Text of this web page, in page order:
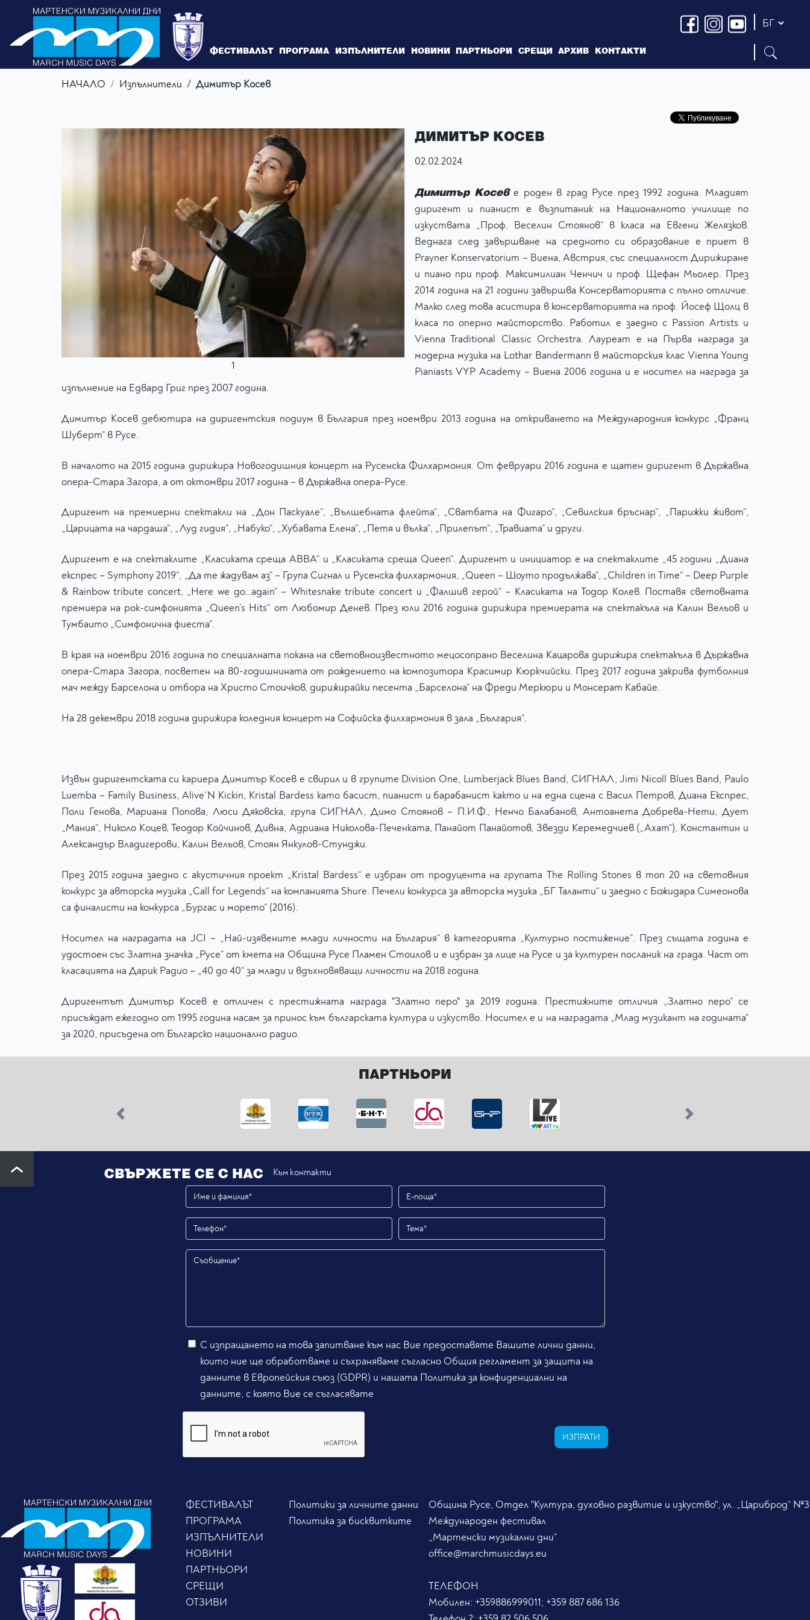
ФЕСТИВАЛЪТ ПРОГРАМА ИЗПЪЛНИТЕЛИ НОВИНИ ПАРТНЬОРИ СРЕЩИ АРХИВ КОНТАКТИ
НАЧАЛО Изпълнители Димитър Косев
1
ДИМИТЪР КОСЕВ
02.02.2024
Димитър Косеве роден в град Русе през 1992 година. Младият
диригент и пианист е възпитаник на Националното училище по
изкуствата „Проф. Веселин Стоянов“ в класа на Евгени Желязков.
Веднага след завършване на средното си образование е приет в
Prayner Konservatorium – Виена, Австрия, със специалност Дирижиране
и пиано при проф. Максимилиан Ченчич и проф. Щефан Мьолер. През
2014 година на 21 години завършва Консерваторията с пълно отличие.
Малко след това асистира в консерваторията на проф. Йосеф Щолц в
класа по оперно майсторство. Работил е заедно с Passion Artists и
Vienna Traditional Classic Orchestra. Лауреат е на Първа награда за
модерна музика на Lothar Bandermann в майсторския клас Vienna Young
Pianiasts VYP Academy – Виена 2006 година и е носител на награда за
изпълнение на Едвард Григ през 2007 година.
Димитър Косев дебютира на диригентския подиум в България през ноември 2013 година на откриването на Международния конкурс „Франц
Шуберт“ в Русе.
В началото на 2015 година дирижира Новогодишния концерт на Русенска Филхармония. От февруари 2016 година е щатен диригент в Държавна
опера-Стара Загора, а от октомври 2017 година – в Държавна опера-Русе.
Диригент на премиерни спектакли на „Дон Паскуале“, „Вълшебната флейта“, „Сватбата на Фигаро“, „Севилския бръснар“, „Парижки живот“,
„Царицата на чардаша“, „Луд гидия“, „Набуко“, „Хубавата Елена“, „Петя и вълка“, „Прилепът“, „Травиата“ и други.
Диригент е на спектаклите „Класиката среща ABBA“ и „Класиката среща Queen“. Диригент и инициатор е на спектаклите „45 години „Диана
експрес – Symphony 2019“, „Да те жадувам аз“ – Група Сигнал и Русенска филхармония, „Queen – Шоуто продължава“, „Children in Time“ – Deep Purple
& Rainbow tribute concert, „Here we go…again“ – Whitesnake tribute concert и „Фалшив герой“ – Класиката на Тодор Колев. Поставя световната
премиера на рок-симфонията „Queen’s Hits“ от Любомир Денев. През юли 2016 година дирижира премиерата на спектакъла на Калин Вельов и
Тумбаито „Симфонична фиеста“.
В края на ноември 2016 годинa по специалната покана на световноизвестното мецосопрано Веселина Кацарова дирижира спектакъла в Държавна
опера-Стара Загора, посветен на 80-годишнината от рождението на композитора Красимир Кюркчийски. През 2017 година закрива футболния
мач между Барселона и отбора на Христо Стоичков, дирижирайки песента „Барселона“ на Фреди Меркюри и Монсерат Кабайе.
На 28 декември 2018 година дирижира коледния концерт на Софийска филхармония в зала „България“.
Извън диригентската си кариера Димитър Косев е свирил и в групите Division One, Lumberjack Blues Band, СИГНАЛ, Jimi Nicoll Blues Band, Paulo
Luemba – Family Business, Alive´N Kickin, Kristal Bardess като басист, пианист и барабанист както и на една сцена с Васил Петров, Диана Експрес,
Поли Генова, Мариана Попова, Люси Дяковска, група СИГНАЛ, Димо Стоянов – П.И.Ф., Ненчо Балабанов, Антоанета Добрева-Нети, Дует
„Мания“, Николо Коцев, Теодор Койчинов, Дивна, Адриана Николова-Печенката, Панайот Панайотов, Звезди Керемедчиев („Ахат“), Константин и
Александър Владигерови, Калин Вельов, Стоян Янкулов-Стунджи.
През 2015 година заедно с акустичния проект „Kristal Bardess“ е избран от продуцента на групата The Rolling Stones в топ 20 на световния
конкурс за авторска музика „Call for Legends“ на компанията Shure. Печели конкурса за авторска музика „БГ Таланти“ и заедно с Божидара Симеонова
са финалисти на конкурса „Бургас и морето“ (2016).
Носител на наградата на JCI – „Най-изявените млади личности на България“ в категорията „Културно постижение“. През същата година е
удостоен със Златна значка „Русе“ от кмета на Община Русе Пламен Стоилов и е избран за лице на Русе и за културен посланик на града. Част от
класацията на Дарик Радио – „40 до 40“ за млади и вдъхновяващи личности на 2018 година.
Диригентът Димитър Косев е отличен с престижната награда "Златно перо" за 2019 година. Престижните отличия „Златно перо“ се
присъждат ежегодно от 1995 година насам за принос към българската култура и изкуство. Носител е и на наградата „Млад музикант на годината“
за 2020, присъдена от Българско национално радио.
ПАРТНЬОРИ
Previous Next
СВЪРЖЕТЕ СЕ С НАС Към контакти
С изпращането на това запитване към нас Вие предоставяте Вашите лични данни,
които ние ще обработваме и съхраняваме съгласно Общия регламент за защита на
данните в Европейския съюз (GDPR) и нашата Политика за конфиденциални на
данните, с която Вие се съгласявате
ИЗПРАТИ
ФЕСТИВАЛЪТ
ПРОГРАМА
ИЗПЪЛНИТЕЛИ
НОВИНИ
ПАРТНЬОРИ
СРЕЩИ
ОТЗИВИ
Политики за личните данни
Политика за бисквитките
Община Русе, Отдел "Култура, духовно развитие и изкуство", ул. „Цариброд“ №3
Международен фестивал
„Мартенски музикални дни“
office@marchmusicdays.eu
ТЕЛЕФОН
Мобилен: +359886999011; +359 887 686 136